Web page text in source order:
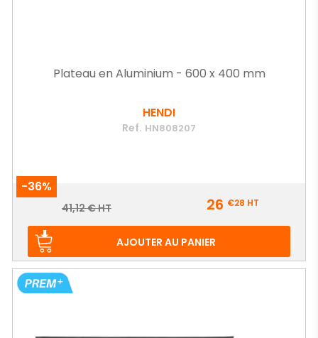
Plateau en Aluminium - 600 x 400 mm
HENDI
Ref. HN808207
-36%
Prix
Prix
41,12 € HT 26 €28 HT
AJOUTER AU PANIER